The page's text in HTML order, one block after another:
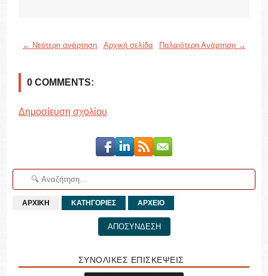
← Νεότερη ανάρτηση Παλαιότερη Ανάρτηση →
Αρχική σελίδα
0 COMMENTS:
Δημοσίευση σχολίου
ΑΡΧΙΚΗ ΚΑΤΗΓΟΡΙΕΣ ΑΡΧΕΙΟ
ΑΠΟΣΥΝΔΕΣΗ
ΣΥΝΟΛΙΚΕΣ ΕΠΙΣΚΕΨΕΙΣ